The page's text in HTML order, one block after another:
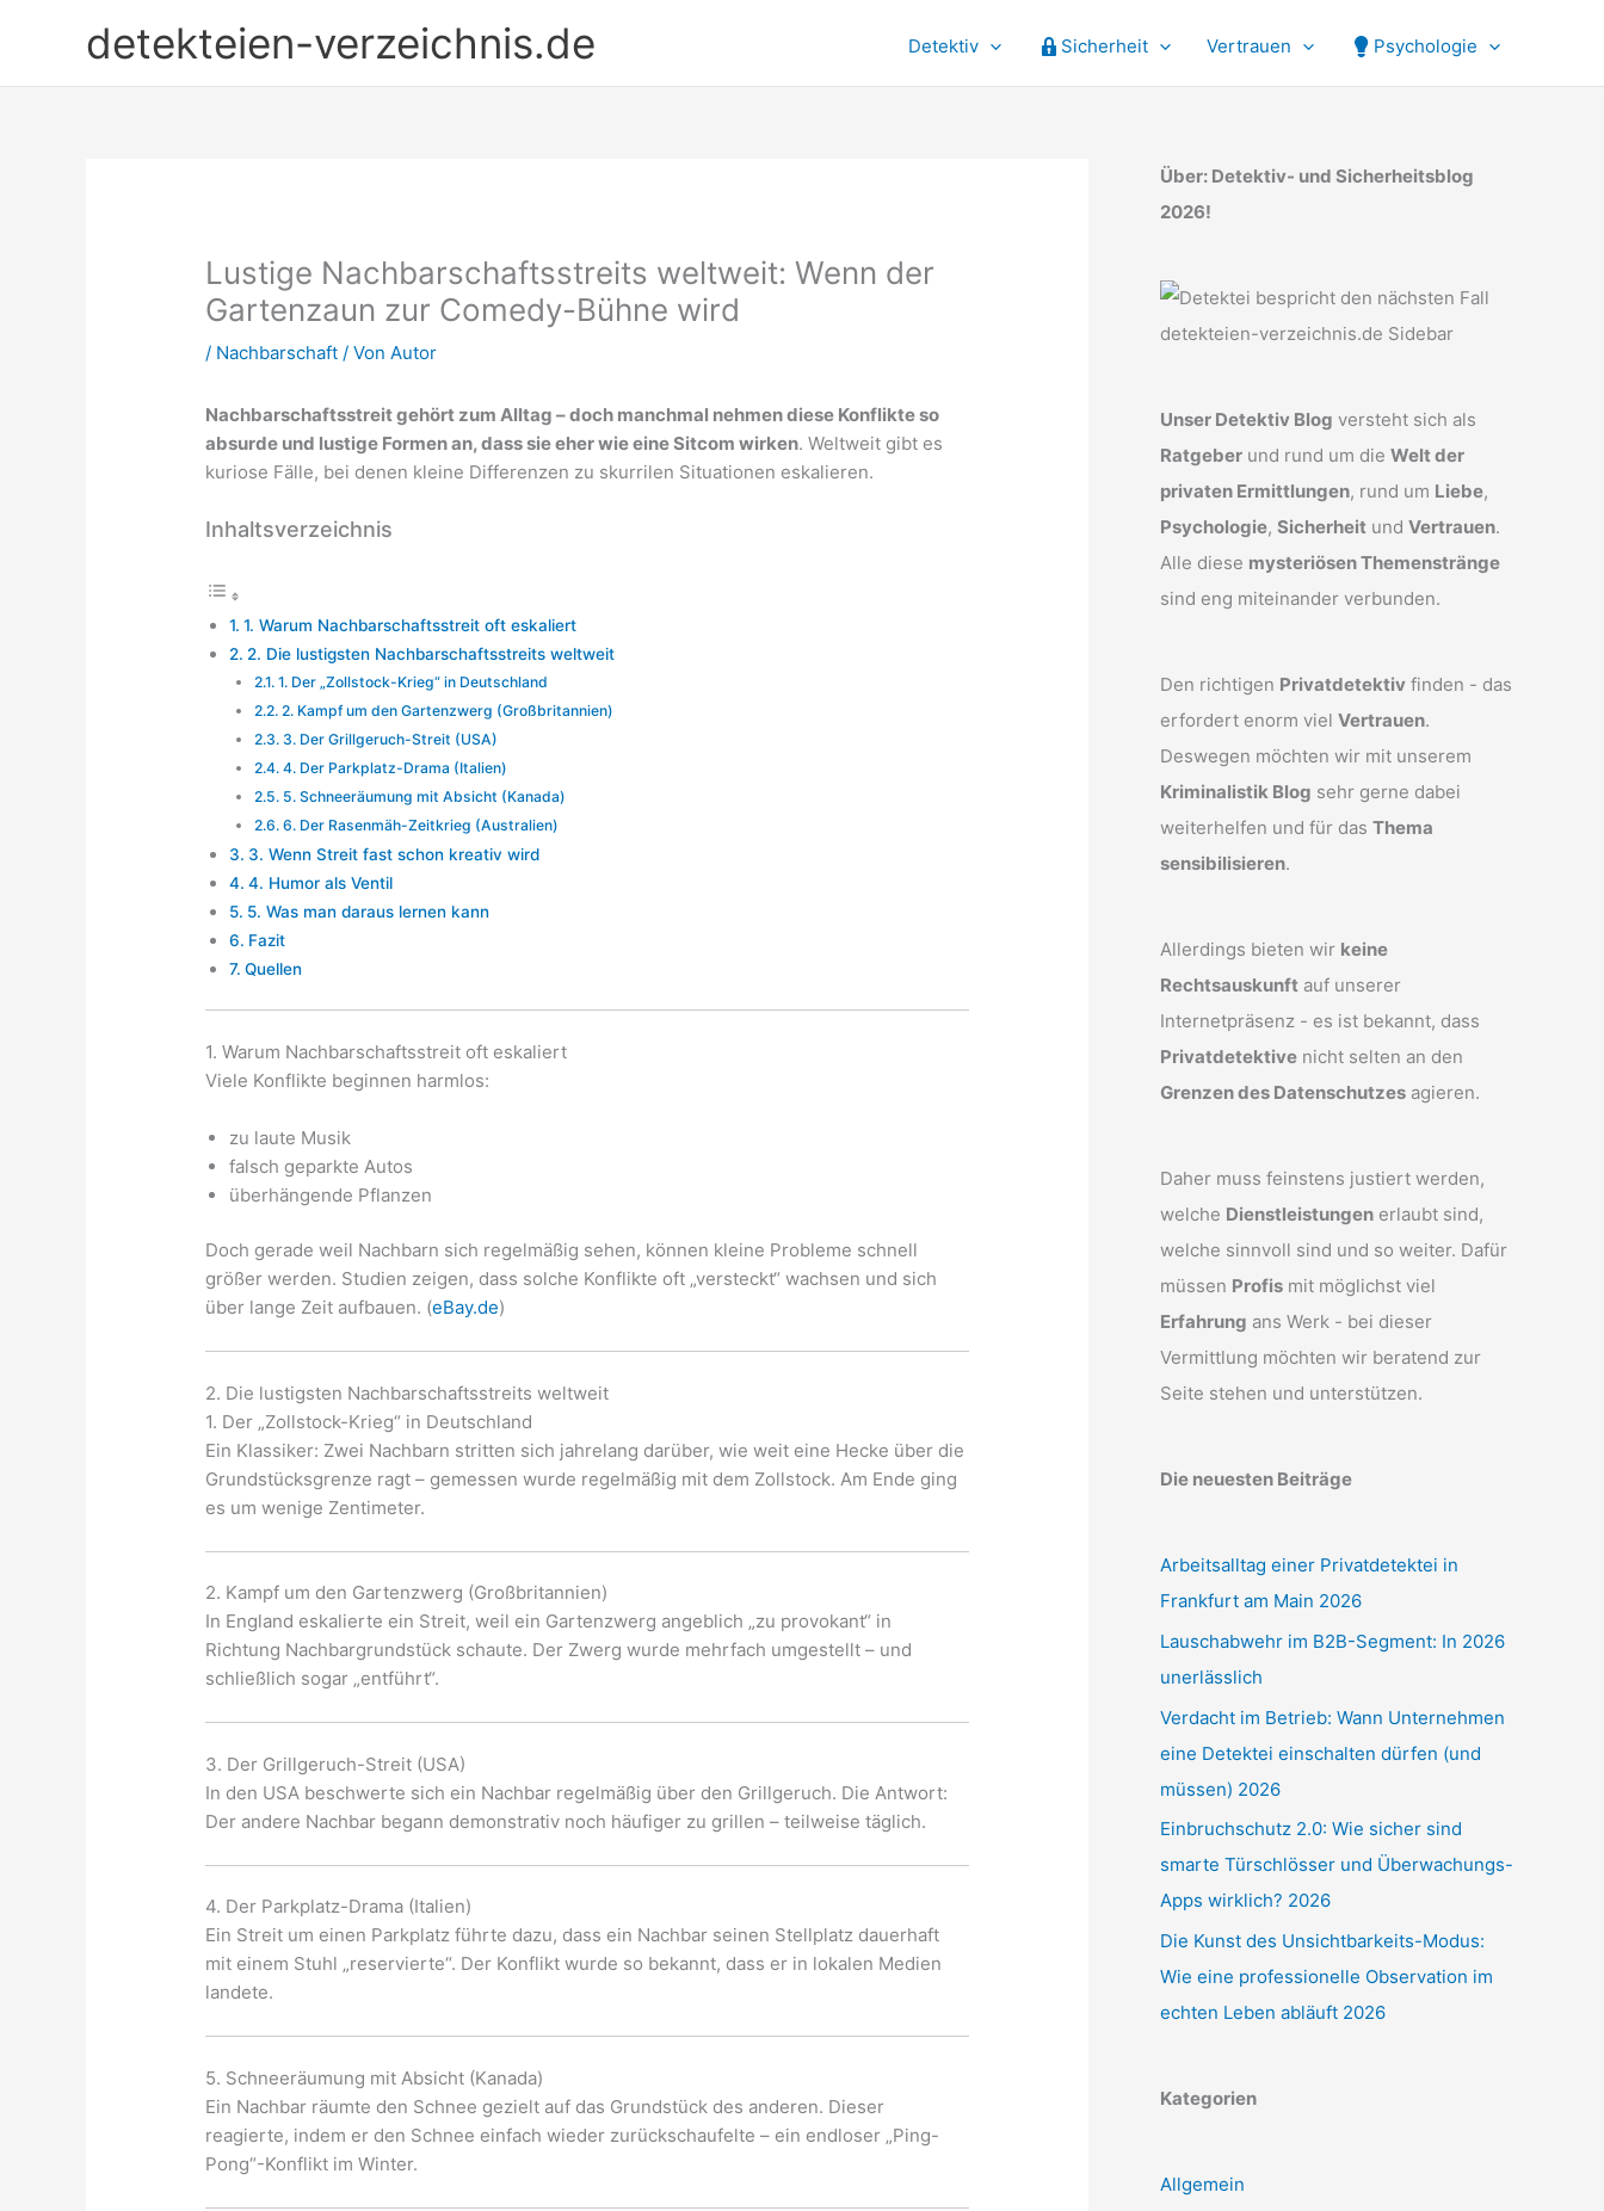
detekteien-verzeichnis.de Detektiv Sicherheit Vertrauen Psychologie
Lustige Nachbarschaftsstreits weltweit: Wenn der
Gartenzaun zur Comedy-Bühne wird
/ Nachbarschaft / VonAutor
Nachbarschaftsstreit gehört zum Alltag – doch manchmal nehmen diese Konflikte so
absurde und lustige Formen an, dass sie eher wie eine Sitcom wirken. Weltweit gibt es
kuriose Fälle, bei denen kleine Differenzen zu skurrilen Situationen eskalieren.
Inhaltsverzeichnis
1. Warum Nachbarschaftsstreit oft eskaliert
2. Die lustigsten Nachbarschaftsstreits weltweit
1. Der „Zollstock-Krieg“ in Deutschland
2. Kampf um den Gartenzwerg (Großbritannien)
3. Der Grillgeruch-Streit (USA)
4. Der Parkplatz-Drama (Italien)
5. Schneeräumung mit Absicht (Kanada)
6. Der Rasenmäh-Zeitkrieg (Australien)
3. Wenn Streit fast schon kreativ wird
4. Humor als Ventil
5. Was man daraus lernen kann
Fazit
Quellen
1. Warum Nachbarschaftsstreit oft eskaliert
Viele Konflikte beginnen harmlos:
zu laute Musik
falsch geparkte Autos
überhängende Pflanzen
Doch gerade weil Nachbarn sich regelmäßig sehen, können kleine Probleme schnell
größer werden. Studien zeigen, dass solche Konflikte oft „versteckt“ wachsen und sich
über lange Zeit aufbauen. (eBay.de)
2. Die lustigsten Nachbarschaftsstreits weltweit
1. Der „Zollstock-Krieg“ in Deutschland
Ein Klassiker: Zwei Nachbarn stritten sich jahrelang darüber, wie weit eine Hecke über die
Grundstücksgrenze ragt – gemessen wurde regelmäßig mit dem Zollstock. Am Ende ging
es um wenige Zentimeter.
2. Kampf um den Gartenzwerg (Großbritannien)
In England eskalierte ein Streit, weil ein Gartenzwerg angeblich „zu provokant“ in
Richtung Nachbargrundstück schaute. Der Zwerg wurde mehrfach umgestellt – und
schließlich sogar „entführt“.
3. Der Grillgeruch-Streit (USA)
In den USA beschwerte sich ein Nachbar regelmäßig über den Grillgeruch. Die Antwort:
Der andere Nachbar begann demonstrativ noch häufiger zu grillen – teilweise täglich.
4. Der Parkplatz-Drama (Italien)
Ein Streit um einen Parkplatz führte dazu, dass ein Nachbar seinen Stellplatz dauerhaft
mit einem Stuhl „reservierte“. Der Konflikt wurde so bekannt, dass er in lokalen Medien
landete.
5. Schneeräumung mit Absicht (Kanada)
Ein Nachbar räumte den Schnee gezielt auf das Grundstück des anderen. Dieser
reagierte, indem er den Schnee einfach wieder zurückschaufelte – ein endloser „Ping-
Pong“-Konflikt im Winter.
Über: Detektiv- und Sicherheitsblog
2026!
Unser Detektiv Blog versteht sich als
Ratgeber und rund um die Welt der
privaten Ermittlungen, rund um Liebe,
Psychologie, Sicherheit und Vertrauen.
Alle diese mysteriösen Themenstränge
sind eng miteinander verbunden.
Den richtigen Privatdetektiv finden - das
erfordert enorm viel Vertrauen.
Deswegen möchten wir mit unserem
Kriminalistik Blog sehr gerne dabei
weiterhelfen und für das Thema
sensibilisieren.
Allerdings bieten wir keine
Rechtsauskunft auf unserer
Internetpräsenz - es ist bekannt, dass
Privatdetektive nicht selten an den
Grenzen des Datenschutzes agieren.
Daher muss feinstens justiert werden,
welche Dienstleistungen erlaubt sind,
welche sinnvoll sind und so weiter. Dafür
müssen Profis mit möglichst viel
Erfahrung ans Werk - bei dieser
Vermittlung möchten wir beratend zur
Seite stehen und unterstützen.
Die neuesten Beiträge
Arbeitsalltag einer Privatdetektei in
Frankfurt am Main 2026
Lauschabwehr im B2B-Segment: In 2026
unerlässlich
Verdacht im Betrieb: Wann Unternehmen
eine Detektei einschalten dürfen (und
müssen) 2026
Einbruchschutz 2.0: Wie sicher sind
smarte Türschlösser und Überwachungs-
Apps wirklich? 2026
Die Kunst des Unsichtbarkeits-Modus:
Wie eine professionelle Observation im
echten Leben abläuft 2026
Kategorien
Allgemein